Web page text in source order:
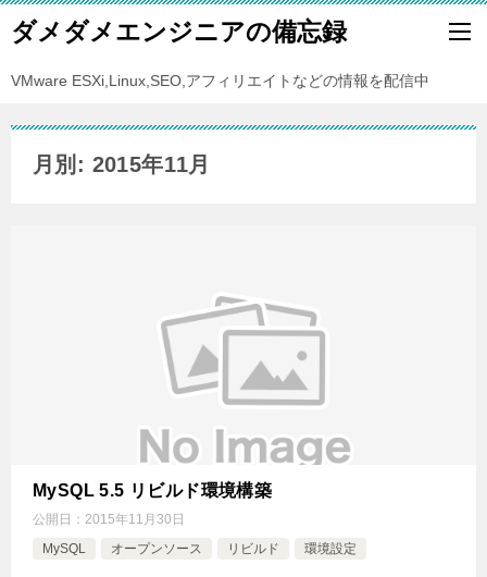
ダメダメエンジニアの備忘録
VMware ESXi,Linux,SEO,アフィリエイトなどの情報を配信中
月別: 2015年11月
MySQL 5.5 リビルド環境構築
公開日： 2015年11月30日
MySQL
オープンソース リビルド 環境設定